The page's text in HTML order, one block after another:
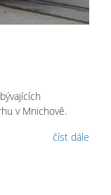
v Mnichově.
číst dále